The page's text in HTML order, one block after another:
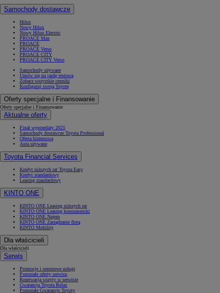
Samochody dostawcze
Hilux
Nowy Hilux
Nowy Hilux Electric
PROACE Max
PROACE
PROACE Verso
PROACE CITY
PROACE CITY Verso
Samochody używane
Umów się na jazdę testową
Zobacz wszystkie cenniki
Konfiguruj swoją Toyotę
Oferty specjalne i Finansowanie
Oferty specjalne i Finansowanie
Aktualne oferty
Finał wyprzedaży 2025
Samochody dostawcze Toyota Professional
Oferta biznesowa
Auta używane
Toyota Financial Services
Kredyt niższych rat Toyota Easy
Kredyt standardowy
Leasing standardowy
KINTO ONE
KINTO ONE Leasing niższych rat
KINTO ONE Leasing konsumencki
KINTO ONE Najem
KINTO ONE Zarządzanie flotą
KINTO Mobility
Dla właścicieli
Dla właścicieli
Serwis
Promocje i sezonowe usługi
Pozostałe oferty serwisu
Rezerwacja wizyty w serwisie
Gwarancja Toyota Relax
Pozostałe Gwarancje Toyoty